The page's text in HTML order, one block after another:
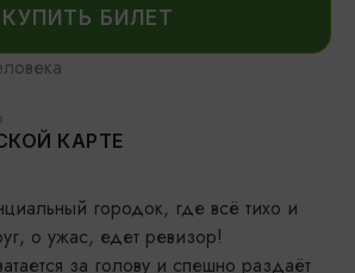
КУПИТЬ БИЛЕТ
КАРТЕ
городок, где всё тихо и
о ужас, едет ревизор!
за голову и спешно раздаёт